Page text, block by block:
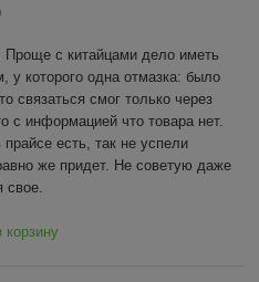
Проще с китайцами дело иметь
которого одна отмазка: было
связаться смог только через
с информацией что товара нет.
есть, так не успели
же придет. Не советую даже